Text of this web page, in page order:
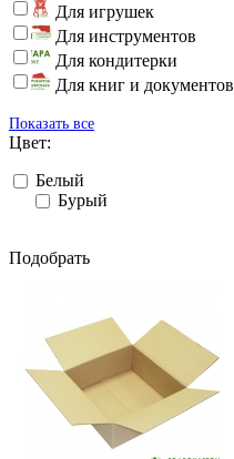
Для игрушек
Для инструментов
Для кондитерки
Для книг и документов
Показать все
Цвет:
Белый
Бурый
Подобрать